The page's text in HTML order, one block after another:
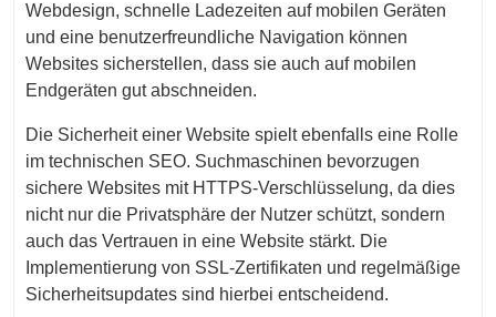
Webdesign, schnelle Ladezeiten auf mobilen Geräten
und eine benutzerfreundliche Navigation können
Websites sicherstellen, dass sie auch auf mobilen
Endgeräten gut abschneiden.
Die Sicherheit einer Website spielt ebenfalls eine Rolle
im technischen SEO. Suchmaschinen bevorzugen
sichere Websites mit HTTPS-Verschlüsselung, da dies
nicht nur die Privatsphäre der Nutzer schützt, sondern
auch das Vertrauen in eine Website stärkt. Die
Implementierung von SSL-Zertifikaten und regelmäßige
Sicherheitsupdates sind hierbei entscheidend.